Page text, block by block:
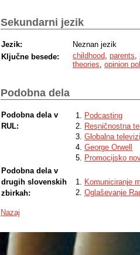
Sekundarni jezik
Jezik:
Neznan jezik
Ključne besede:
childhood parents
theories opinion
Podobna dela
Podobna dela v
RUL:
Podcasting
Resničnostna
Globalna
George Orwell
Promocijsko
Podobna dela v
drugih slovenskih
zbirkah:
Komuniciranje
Oglaševanje
Nazaj